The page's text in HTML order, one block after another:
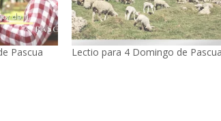
Pascua Lectio para 4 Domingo de Pascua